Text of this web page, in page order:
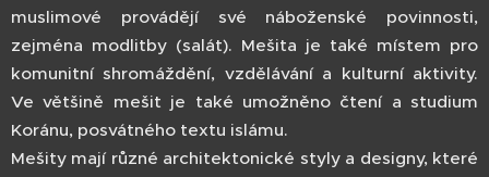
muslimové provádějí své náboženské povinnosti,
zejména modlitby (salát). Mešita je také místem pro
komunitní shromáždění, vzdělávání a kulturní aktivity.
Ve většině mešit je také umožněno čtení a studium
Koránu, posvátného textu islámu.
Mešity mají různé architektonické styly a designy, které